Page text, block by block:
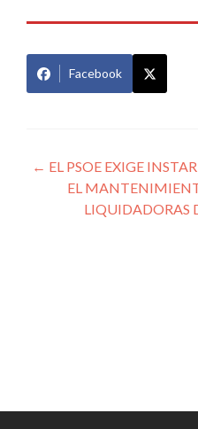
Facebook
Navegación
← EL PSOE EXIGE
EL
LIQUIDADORAS